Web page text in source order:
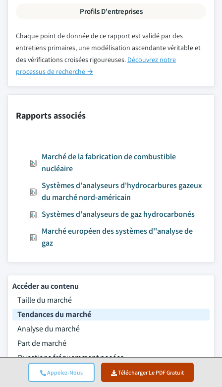
Appelez-Nous Télécharger Le PDF Gratuit
Profils D'entreprises
Chaque point de donnée de ce rapport est validé par des
entretiens primaires, une modélisation ascendante véritable et
des vérifications croisées rigoureuses. Découvrez notre
processus de recherche →
Rapports associés
Marché de la fabrication de combustible
nucléaire
Systèmes d'analyseurs d'hydrocarbures gazeux
du marché nord-américain
Systèmes d'analyseurs de gaz hydrocarbonés
Marché européen des systèmes d''analyse de
gaz
Accéder au contenu
Taille du marché
Tendances du marché
Analyse du marché
Part de marché
Questions fréquemment posées
Méthodologie de recherche